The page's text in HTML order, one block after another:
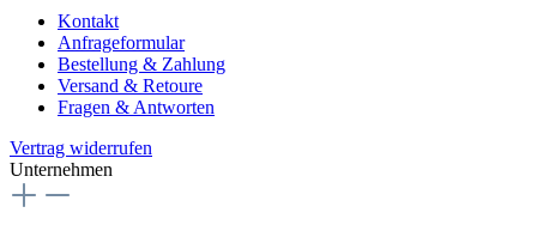
Kontakt
Anfrageformular
Bestellung & Zahlung
Versand & Retoure
Fragen & Antworten
Vertrag widerrufen
Unternehmen